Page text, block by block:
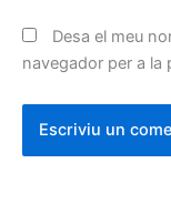
Desa el meu
navegador per a la